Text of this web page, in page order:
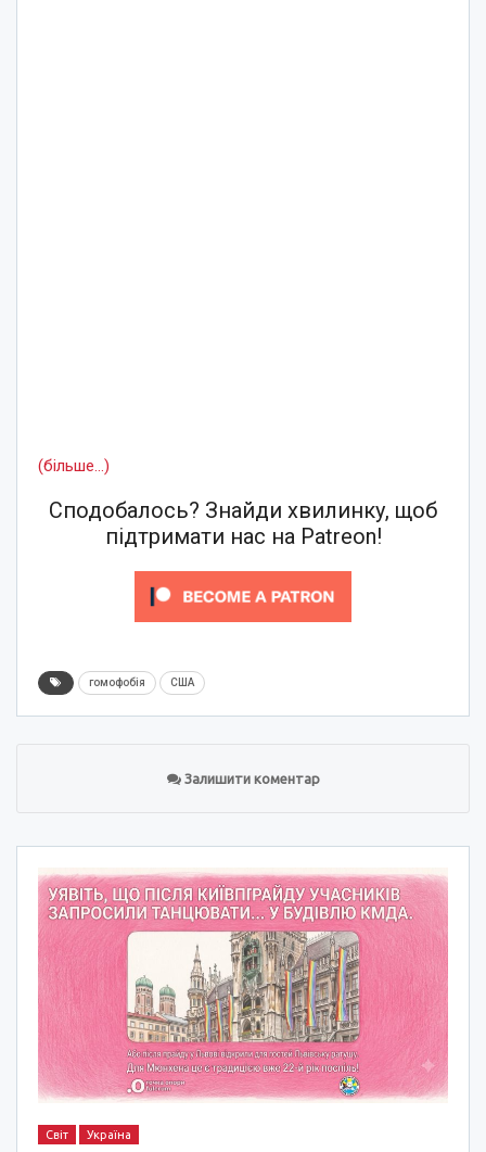
(більше…)
Сподобалось? Знайди хвилинку, щоб
підтримати нас на Patreon!
гомофобія США
Залишити коментар
Світ Україна